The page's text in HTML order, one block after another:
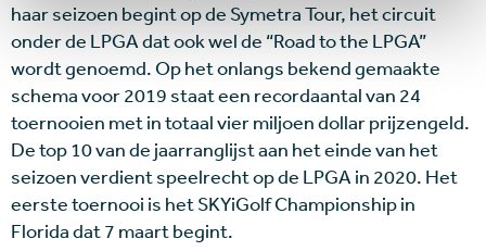
haar seizoen begint op de Symetra Tour, het circuit
onder de LPGA dat ook wel de “Road to the LPGA”
wordt genoemd. Op het onlangs bekend gemaakte
schema voor 2019 staat een recordaantal van 24
toernooien met in totaal vier miljoen dollar prijzengeld.
De top 10 van de jaarranglijst aan het einde van het
seizoen verdient speelrecht op de LPGA in 2020. Het
eerste toernooi is het SKYiGolf Championship in
Florida dat 7 maart begint.